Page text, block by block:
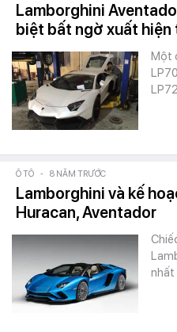
Lamborghini
biệt bất ngờ xuất hiện
Một
Ô TÔ - 8 NĂM TRƯỚC
Lamborghini và kế
Huracan, Aventador
nhất